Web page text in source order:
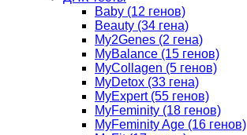
Baby (12 генов)
Beauty (34 гена)
My2Genes (2 гена)
MyBalance (15 генов)
MyCollagen (5 генов)
MyDetox (33 гена)
MyExpert (55 генов)
MyFeminity (18 генов)
MyFeminity Age (16 генов)